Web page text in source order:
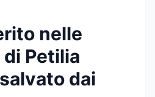
nelle
Petilia
dai